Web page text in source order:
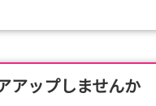
アップしませんか